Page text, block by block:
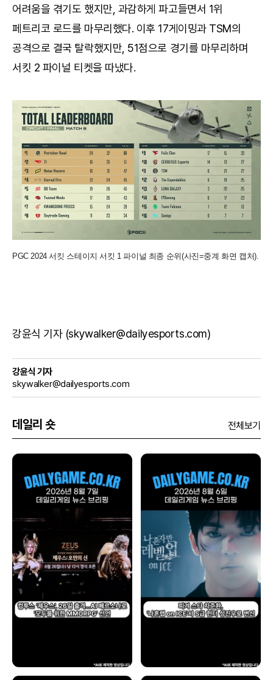
어려움을 겪기도 했지만, 과감하게 파고들면서 1위
페트리코 로드를 마무리했다. 이후 17게이밍과 TSM의
공격으로 결국 탈락했지만, 51점으로 경기를 마무리하며
서킷 2 파이널 티켓을 따냈다.
PGC 2024 서킷 스테이지 서킷 1 파이널 최종 순위(사진=중계 화면 캡처).
강윤식 기자 (skywalker@dailyesports.com)
강윤식 기자
skywalker@dailyesports.com
데일리 숏 전체보기